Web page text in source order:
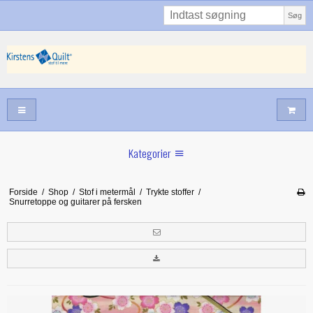
Søg
Kategorier
Juni nyt
Forside / Shop / Stof i metermål / Trykte stoffer /
Snurretoppe og guitarer på fersken